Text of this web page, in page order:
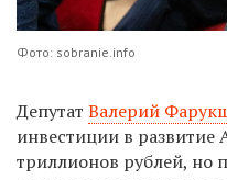
Фото: sobranie.info
Депутат Валерий
инвестиции в развитие
триллионов рублей, но